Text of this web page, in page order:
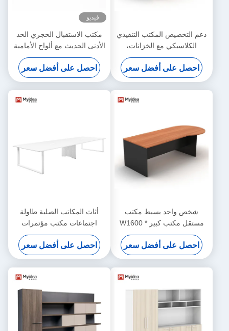
دعم التخصيص المكتب التنفيذي
الكلاسيكي مع الخزانات،
الأدراج، تخزين الملفات
والبيانات، كمبيوتر الشركة،
مكتب المكتب، مكتب المدير
احصل على أفضل سعر
فيديو
مكتب الاستقبال الحجري الحد
الأدنى الحديث مع ألواح الأمامية
المظلمة مكتب فندق شركة
مدخل استضافة العملاء
مستشفى التطبيقات دعم
تخصيص
احصل على أفضل سعر
شخص واحد بسيط مكتب
مستقل مكتب كبير W1600 *
D800 * H750 MFC نمط
الخشب مكتب الأثاث المشرف
مكتب
احصل على أفضل سعر
أثاث المكاتب الصلبة طاولة
اجتماعات مكتب مؤتمرات
حديث دعم تخصيص
احصل على أفضل سعر